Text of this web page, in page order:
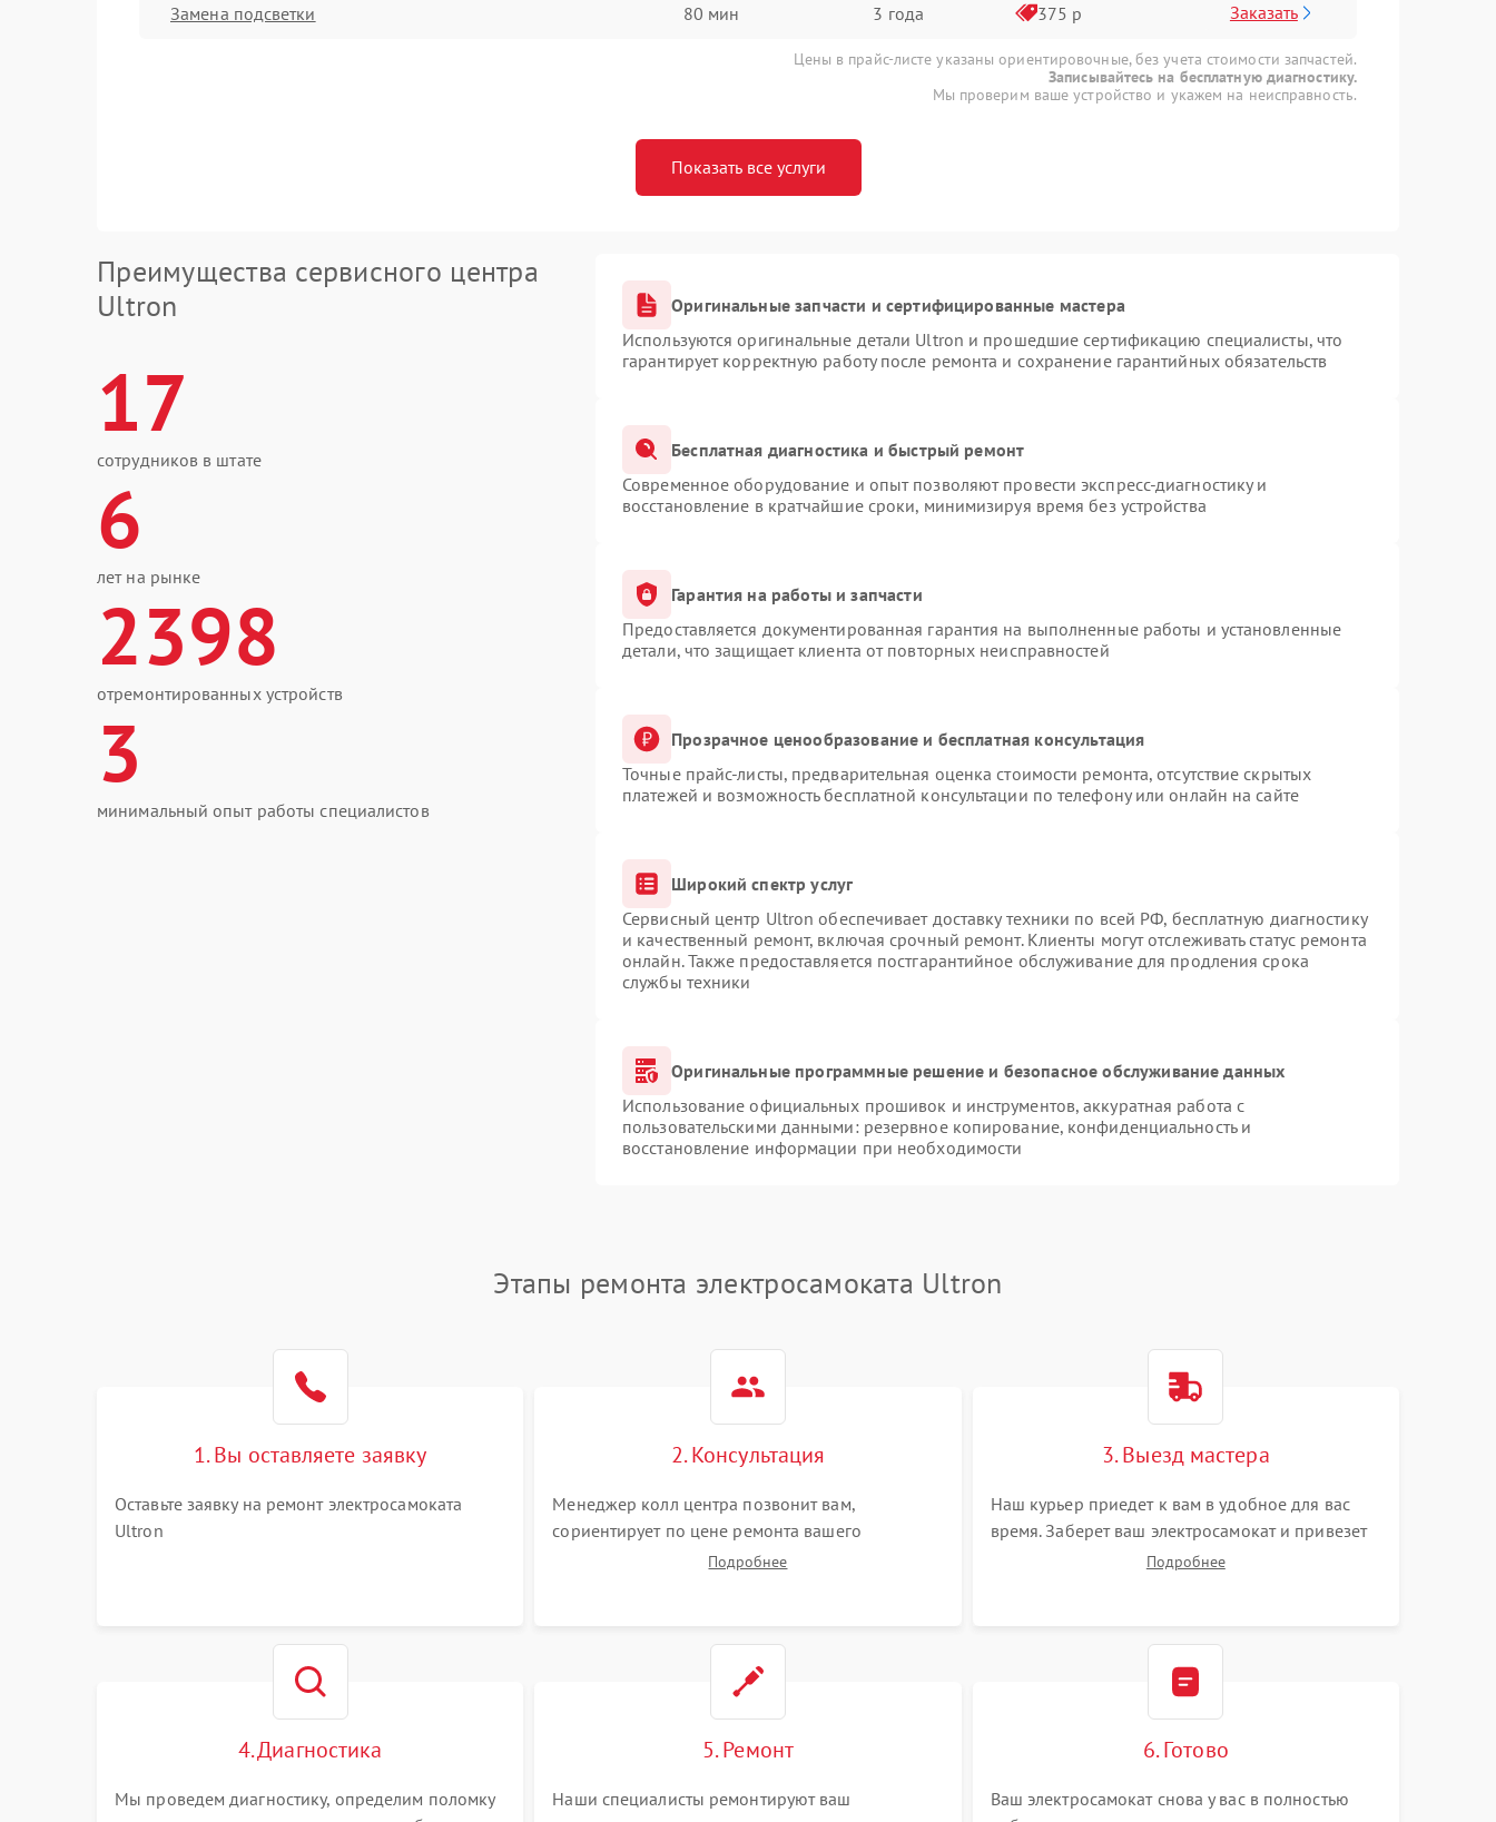
Замена подсветки 80 мин 3 года 375 р Заказать
Цены в прайс-листе указаны ориентировочные, без учета стоимости запчастей.
Записывайтесь на бесплатную диагностику.
Мы проверим ваше устройство и укажем на неисправность.
Показать все услуги
Преимущества сервисного центра
Ultron
17
сотрудников в штате
6
лет на рынке
2398
отремонтированных устройств
3
минимальный опыт работы специалистов
Оригинальные запчасти и сертифицированные мастера
Используются оригинальные детали Ultron и прошедшие сертификацию специалисты, что
гарантирует корректную работу после ремонта и сохранение гарантийных обязательств
Бесплатная диагностика и быстрый ремонт
Современное оборудование и опыт позволяют провести экспресс-диагностику и
восстановление в кратчайшие сроки, минимизируя время без устройства
Гарантия на работы и запчасти
Предоставляется документированная гарантия на выполненные работы и установленные
детали, что защищает клиента от повторных неисправностей
Прозрачное ценообразование и бесплатная консультация
Точные прайс-листы, предварительная оценка стоимости ремонта, отсутствие скрытых
платежей и возможность бесплатной консультации по телефону или онлайн на сайте
Широкий спектр услуг
Сервисный центр Ultron обеспечивает доставку техники по всей РФ, бесплатную диагностику
и качественный ремонт, включая срочный ремонт. Клиенты могут отслеживать статус ремонта
онлайн. Также предоставляется постгарантийное обслуживание для продления срока
службы техники
Оригинальные программные решение и безопасное обслуживание данных
Использование официальных прошивок и инструментов, аккуратная работа с
пользовательскими данными: резервное копирование, конфиденциальность и
восстановление информации при необходимости
Этапы ремонта электросамоката Ultron
1. Вы оставляете заявку
Оставьте заявку на ремонт электросамоката
Ultron
2. Консультация
Менеджер колл центра позвонит вам,
сориентирует по цене ремонта вашего
электросамоката а также ответит на все ваши
Подробнее
3. Выезд мастера
Наш курьер приедет к вам в удобное для вас
время. Заберет ваш электросамокат и привезет
на склад для диагностики.
Подробнее
4. Диагностика
Мы проведем диагностику, определим поломку
5. Ремонт
Наши специалисты ремонтируют ваш
6. Готово
Ваш электросамокат снова у вас в полностью